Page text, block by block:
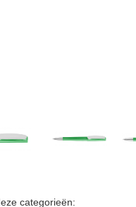
categorieën: